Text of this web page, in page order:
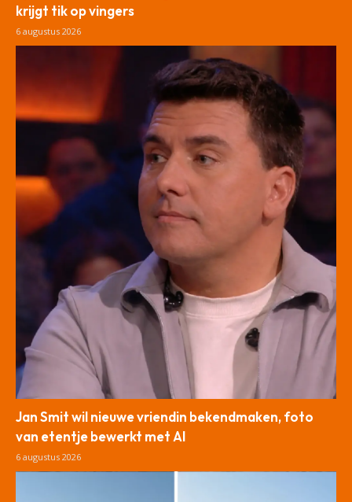
krijgt tik op vingers
6 augustus 2026
Jan Smit wil nieuwe vriendin bekendmaken, foto
van etentje bewerkt met AI
6 augustus 2026